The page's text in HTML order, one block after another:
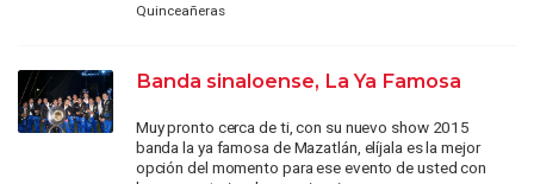
Quinceañeras
Banda sinaloense, La Ya Famosa
Muy pronto cerca de ti, con su nuevo show 2015
banda la ya famosa de Mazatlán, elíjala es la mejor
opción del momento para ese evento de usted con